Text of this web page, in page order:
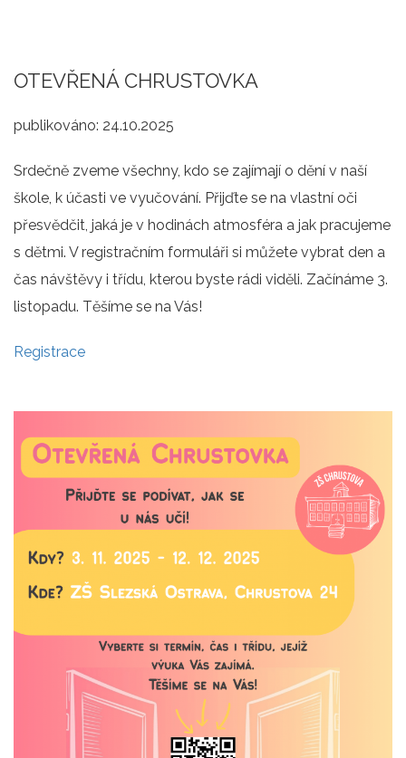
OTEVŘENÁ CHRUSTOVKA
publikováno: 24.10.2025
Srdečně zveme všechny, kdo se zajímají o dění v naší
škole, k účasti ve vyučování. Přijďte se na vlastní oči
přesvědčit, jaká je v hodinách atmosféra a jak pracujeme
s dětmi. V registračním formuláři si můžete vybrat den a
čas návštěvy i třídu, kterou byste rádi viděli. Začínáme 3.
listopadu. Těšíme se na Vás!
Registrace